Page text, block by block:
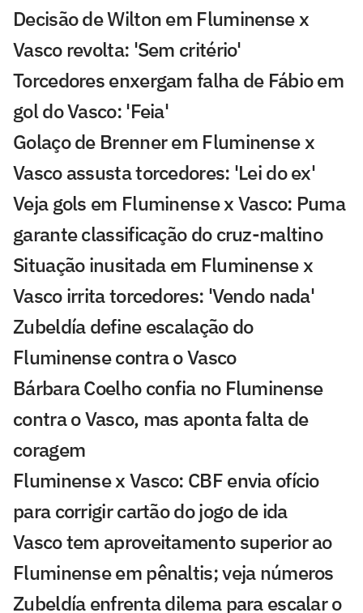
Decisão de Wilton em Fluminense x
Vasco revolta: 'Sem critério'
Torcedores enxergam falha de Fábio em
gol do Vasco: 'Feia'
Golaço de Brenner em Fluminense x
Vasco assusta torcedores: 'Lei do ex'
Veja gols em Fluminense x Vasco: Puma
garante classificação do cruz-maltino
Situação inusitada em Fluminense x
Vasco irrita torcedores: 'Vendo nada'
Zubeldía define escalação do
Fluminense contra o Vasco
Bárbara Coelho confia no Fluminense
contra o Vasco, mas aponta falta de
coragem
Fluminense x Vasco: CBF envia ofício
para corrigir cartão do jogo de ida
Vasco tem aproveitamento superior ao
Fluminense em pênaltis; veja números
Zubeldía enfrenta dilema para escalar o